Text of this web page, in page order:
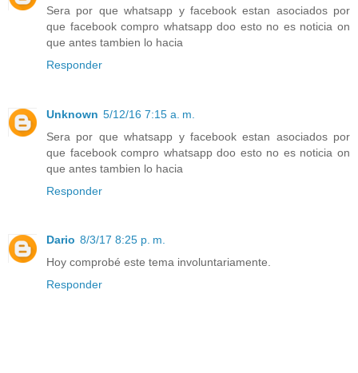
Sera por que whatsapp y facebook estan asociados por
que facebook compro whatsapp doo esto no es noticia on
que antes tambien lo hacia
Responder
Unknown 5/12/16 7:15 a. m.
Sera por que whatsapp y facebook estan asociados por
que facebook compro whatsapp doo esto no es noticia on
que antes tambien lo hacia
Responder
Dario 8/3/17 8:25 p. m.
Hoy comprobé este tema involuntariamente.
Responder